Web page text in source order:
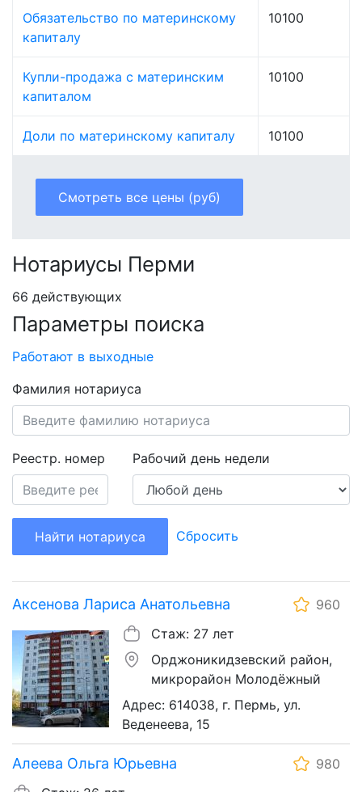
Обязательство по материнскому
капиталу
10100
Купли-продажа с материнским
капиталом
10100
Доли по материнскому капиталу 10100
Смотреть все цены (руб)
Нотариусы Перми
66 действующих
Параметры поиска
Работают в выходные
Фамилия нотариуса
Реестр. номер Рабочий день недели
Найти нотариуса Сбросить
Аксенова Лариса Анатольевна
960
Стаж: 27 лет
Орджоникидзевский район,
микрорайон Молодёжный
Адрес: 614038, г. Пермь, ул.
Веденеева, 15
Алеева Ольга Юрьевна
980